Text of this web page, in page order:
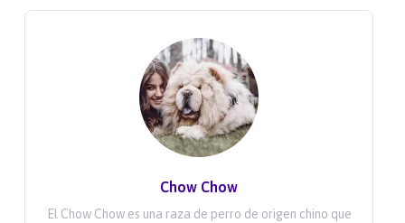
Chow Chow
El Chow Chow es una raza de perro de origen chino que